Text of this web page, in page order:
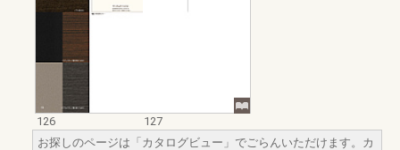
126
127
お探しのページは「カタログビュー」でごらんいただけます。カ